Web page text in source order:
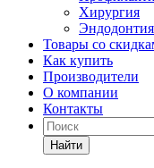
Хирургия
Эндодонтия
Товары со
Как купить
Производители
О компании
Контакты
Найти